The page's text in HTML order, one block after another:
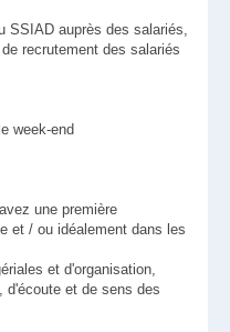
SSIAD auprès des salariés,
recrutement des salariés
week-end
une première
et / ou idéalement dans les
et d'organisation,
d'écoute et de sens des